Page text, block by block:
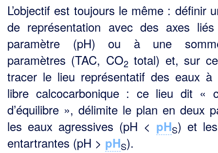
L’objectif est toujours le même : définir
de représentation avec des axes
paramètre (pH) ou à une
paramètres (TAC, CO2total) et, sur
tracer le lieu représentatif des eaux à
libre calcocarbonique : ce lieu dit «
d’équilibre », délimite le plan en deux
les eaux agressives (pH < pHS) et
entartrantes (pH > pHS).